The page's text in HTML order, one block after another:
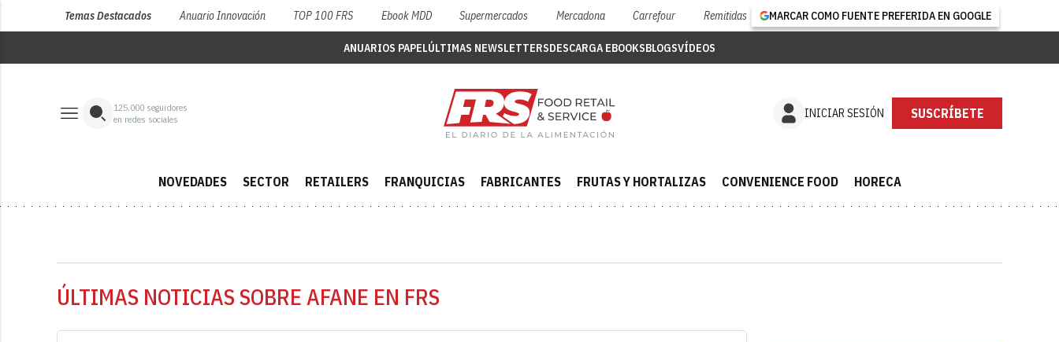
Temas Destacados Anuario Innovación TOP 100 FRS Ebook MDD Supermercados Mercadona Carrefour Remitidas MARCAR COMO FUENTE PREFERIDA EN GOOGLE
ANUARIOS PAPELÚLTIMAS NEWSLETTERSDESCARGA EBOOKSBLOGSVÍDEOS
125,000 seguidores
en redes sociales
INICIAR SESIÓN 52.000 SUSCRIPTORES
NOVEDADES SECTOR RETAILERS FRANQUICIAS FABRICANTES FRUTAS Y HORTALIZAS CONVENIENCE FOOD HORECA
ÚLTIMAS NOTICIAS SOBRE AFANE EN FRS